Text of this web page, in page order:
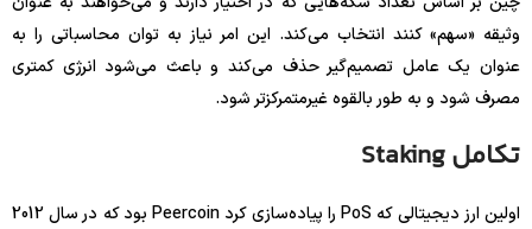
وثیقه «سهم» کنند انتخاب می‌کند. این امر نیاز به توان محاسباتی را به
عنوان یک عامل تصمیم‌گیر حذف می‌کند و باعث می‌شود انرژی کمتری
مصرف شود و به طور بالقوه غیرمتمرکزتر شود.
تکامل Staking
اولین ارز دیجیتالی که PoS را پیاده‌سازی کرد Peercoin بود که در سال 2012